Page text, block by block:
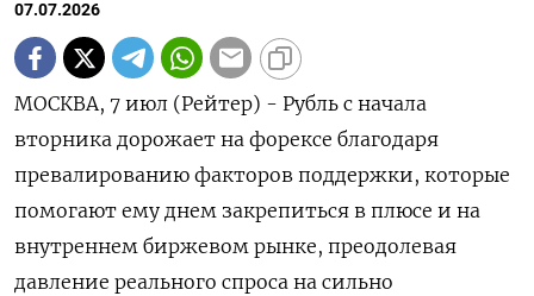
07.07.2026
МОСКВА, 7 июл (Рейтер) - Рубль с начала
вторника дорожает на форексе благодаря
превалированию факторов поддержки, которые
помогают ему днем закрепиться в плюсе и на
внутреннем биржевом рынке, преодолевая
давление реального спроса на сильно